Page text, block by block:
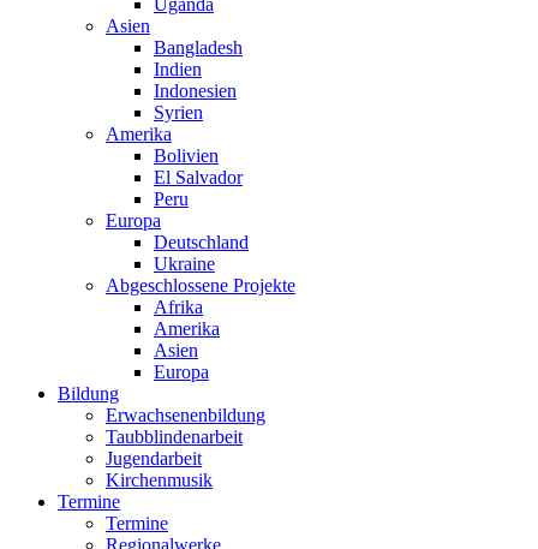
Uganda
Asien
Bangladesh
Indien
Indonesien
Syrien
Amerika
Bolivien
El Salvador
Peru
Europa
Deutschland
Ukraine
Abgeschlossene Projekte
Afrika
Amerika
Asien
Europa
Bildung
Erwachsenenbildung
Taubblindenarbeit
Jugendarbeit
Kirchenmusik
Termine
Termine
Regionalwerke